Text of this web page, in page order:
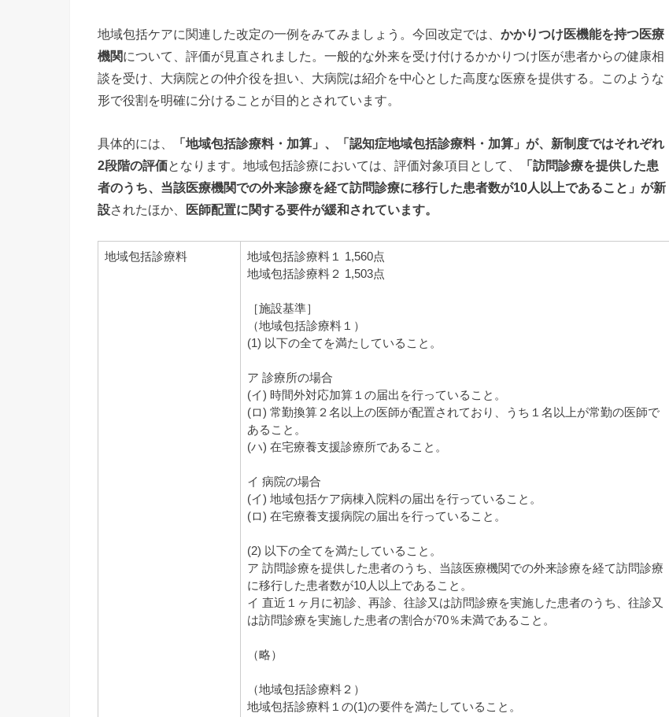
地域包括ケアに関連した改定の一例をみてみましょう。今回改定では、 かかりつけ医機能を持つ医療
機関について、評価が見直されました。一般的な外来を受け付けるかかりつけ医が患者からの健康相
談を受け、大病院との仲介役を担い、大病院は紹介を中心とした高度な医療を提供する。このような
形で役割を明確に分けることが目的とされています。
具体的には、
「地域包括診療料・加算」、「認知症地域包括診療料・加算」が、新制度ではそれぞれ
2段階の評価となります。地域包括診療においては、評価対象項目として、
「訪問診療を提供した患
者のうち、当該医療機関での外来診療を経て訪問診療に移行した患者数が10人以上であること」が新
設されたほか、 医師配置に関する要件が緩和されています。
地域包括診療料
地域包括診療料１ 1,560点
地域包括診療料２ 1,503点
［施設基準］
（地域包括診療料１）
(1) 以下の全てを満たしていること。
ア 診療所の場合
(イ) 時間外対応加算１の届出を行っていること。
(ロ) 常勤換算２名以上の医師が配置されており、うち１名以上が常勤の医師で
あること。
(ハ) 在宅療養支援診療所であること。
イ 病院の場合
(イ) 地域包括ケア病棟入院料の届出を行っていること。
(ロ) 在宅療養支援病院の届出を行っていること。
(2) 以下の全てを満たしていること。
ア 訪問診療を提供した患者のうち、当該医療機関での外来診療を経て訪問診療
に移行した患者数が10人以上であること。
イ 直近１ヶ月に初診、再診、往診又は訪問診療を実施した患者のうち、往診又
は訪問診療を実施した患者の割合が70％未満であること。
（略）
（地域包括診療料２）
地域包括診療料１の(1)の要件を満たしていること。